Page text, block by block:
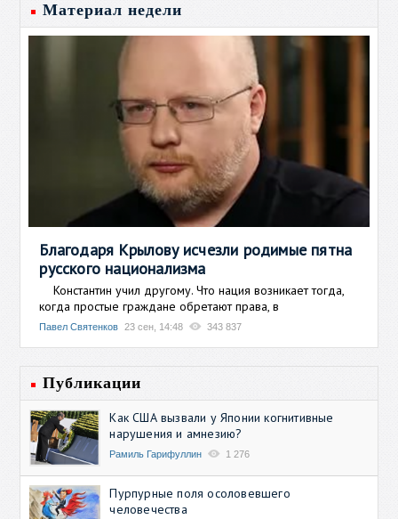
Материал недели
Благодаря Крылову исчезли родимые пятна
русского национализма
Константин учил другому. Что нация возникает тогда,
когда простые граждане обретают права, в
Павел Святенков 23 сен, 14:48 343 837
Публикации
Как США вызвали у Японии когнитивные
нарушения и амнезию?
Рамиль Гарифуллин 1 276
Пурпурные поля осоловевшего
человечества